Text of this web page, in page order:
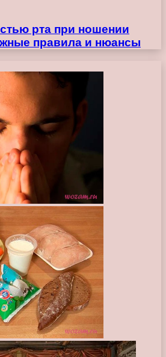
рта при ношении
правила и нюансы